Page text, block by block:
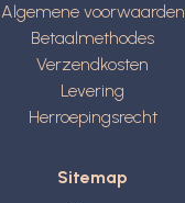
Algemene voorwaarden
Betaalmethodes
Verzendkosten
Levering
Herroepingsrecht
Sitemap